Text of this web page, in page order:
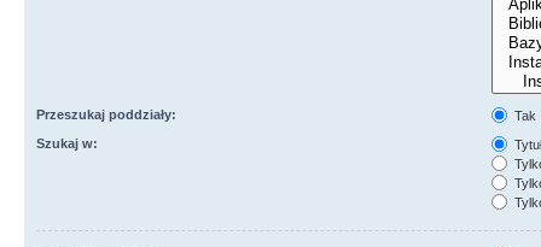
Przeszukaj poddziały:
Tak
Szukaj w: